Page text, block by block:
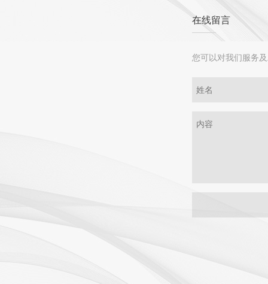
在线留言
您可以对我们服务